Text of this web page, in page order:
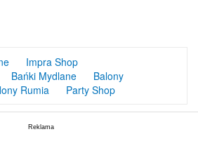
Impra Shop
Bańki Mydlane
Balony
Rumia Party Shop